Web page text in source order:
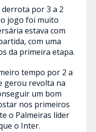
por 3 a 2
jogo foi muito
estava com
com uma
da primeira etapa.
tempo por 2 a
gerou revolta na
um bom
nos primeiros
o Palmeiras líder
o Inter.